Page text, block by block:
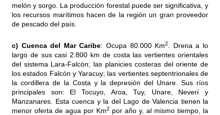
melón y sorgo. La producción forestal puede ser significativa, y
los recursos marítimos hacen de la región un gran proveedor
de pescado del país.
c) Cuenca del Mar Caribe: Ocupa 80.000 Km2
. Drena a lo
largo de sus casi 2.800 km de costa las vertientes orientales
del sistema Lara-Falcón; las planicies costeras del oriente de
los estados Falcón y Yaracuy; las vertientes septentrionales de
la cordillera de la Costa y la depresión del Unare. Sus ríos
principales son: El Tocuyo, Aroa, Tuy, Unare, Neverí y
Manzanares. Esta cuenca y la del Lago de Valencia tienen la
menor oferta de agua por Km2 por año y, al mismo tiempo, la